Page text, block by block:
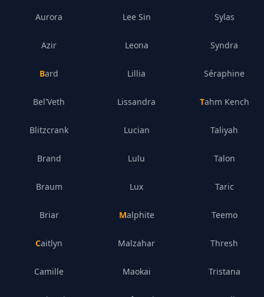
Aurora
Azir
Bard
Bel'Veth
Blitzcrank
Brand
Braum
Briar
Caitlyn
Camille
Lee Sin
Leona
Lillia
Lissandra
Lucian
Lulu
Lux
Malphite
Malzahar
Maokai
Sylas
Syndra
Séraphine
Tahm Kench
Taliyah
Talon
Taric
Teemo
Thresh
Tristana